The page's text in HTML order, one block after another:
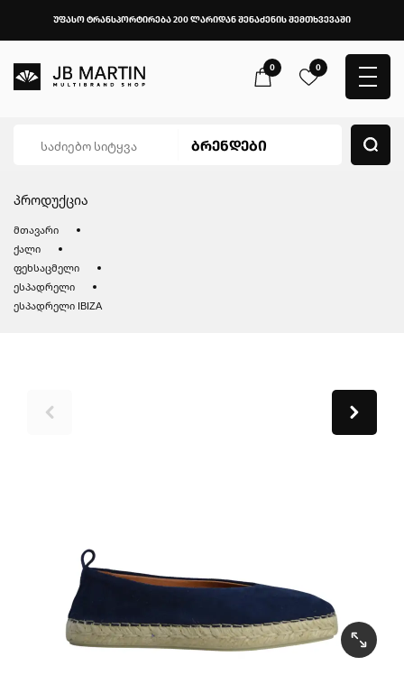
უფასო ტრანსპორტირება 200 ლარიდან შენაძენის შემთხვევაში
0 0
პროდუქცია
მთავარი
ქალი
ფეხსაცმელი
ესპადრელი
ესპადრელი IBIZA